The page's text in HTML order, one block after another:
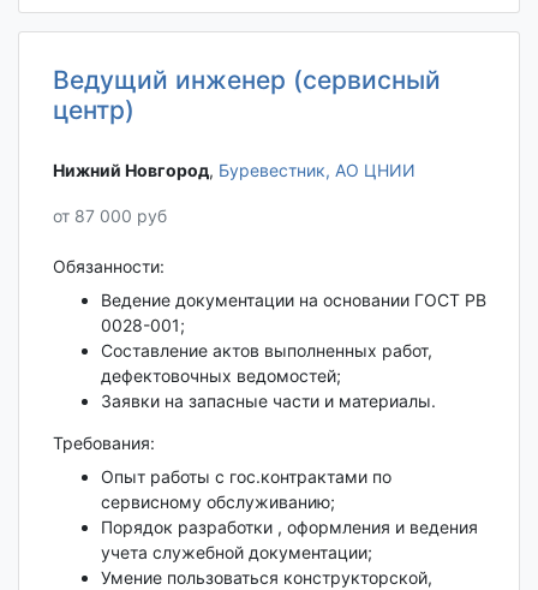
Ведущий инженер (сервисный
центр)
Нижний Новгород‎, Буревестник, АО ЦНИИ
от 87 000 руб
Обязанности:
Ведение документации на основании ГОСТ РВ
0028-001;
Составление актов выполненных работ,
дефектовочных ведомостей;
Заявки на запасные части и материалы.
Требования:
Опыт работы с гос.контрактами по
сервисному обслуживанию;
Порядок разработки , оформления и ведения
учета служебной документации;
Умение пользоваться конструкторской,